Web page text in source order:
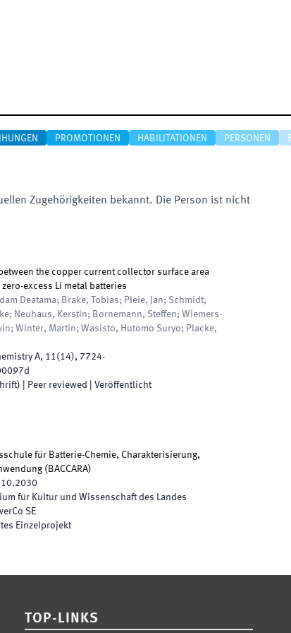
PROMOTIONEN HABILITATIONEN PERSONEN
Zugehörigkeiten bekannt. Die Person ist nicht
the copper current collector surface area
excess Li metal batteries
Deatama; Brake, Tobias; Pleie, Jan; Schmidt,
Neuhaus, Kerstin; Bornemann, Steffen; Wiemers-
Winter, Martin; Wasisto, Hutomo Suryo; Placke,
A, 11(14), 7724-
| Peer reviewed Veröffentlicht
für Batterie-Chemie, Charakterisierung,
( BACCARA)
für Kultur und Wissenschaft des Landes
SE
Einzelprojekt
TOP-LINKS